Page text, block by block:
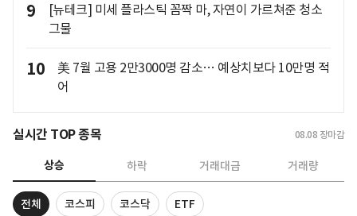
9
[뉴테크] 미세 플라스틱 꼼짝 마, 자연이 가르쳐준 청소
그물
10
美 7월 고용 2만3000명 감소… 예상치보다 10만명 적
어
실시간 TOP 종목 08.08 장마감
상승 하락 거래대금 거래량
전체 코스피 코스닥 ETF